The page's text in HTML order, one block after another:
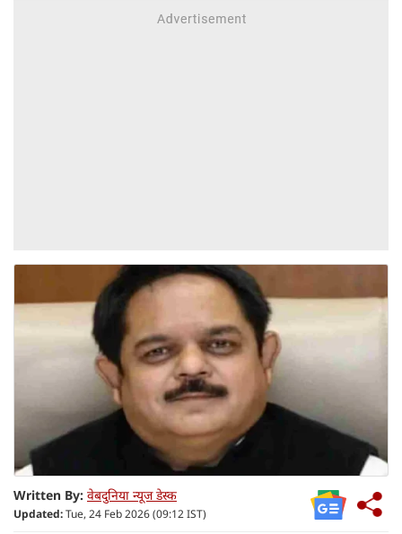
Written By: वेबदुनिया न्यूज डेस्क
Updated:Tue, 24 Feb 2026 (09:12 IST)